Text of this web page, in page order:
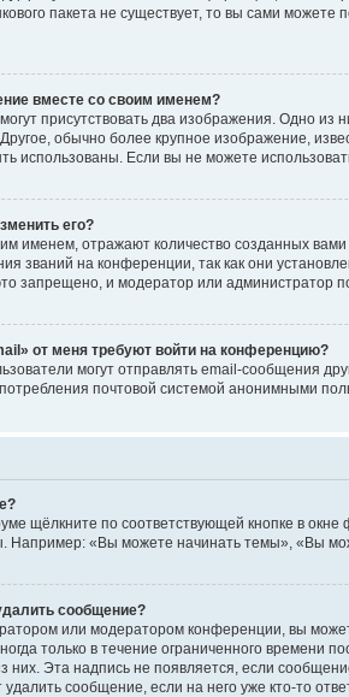
пакета не существует, то вы сами
вместе со своим именем?
присутствовать два изображения. Одно
обычно более крупное изображение,
использованы. Если вы не можете
его?
именем, отражают количество созданных
званий на конференции, так как они
запрещено, и модератор или администратор
от меня требуют войти на конференцию?
могут отправлять email-сообщения
почтовой системой анонимными
щёлкните по соответствующей кнопке в
Например: «Вы можете начинать темы», «Вы
сообщение?
или модератором конференции, вы
только в течение ограниченного времени
них. Эта надпись не появляется, если
сообщение, если на него уже кто-то